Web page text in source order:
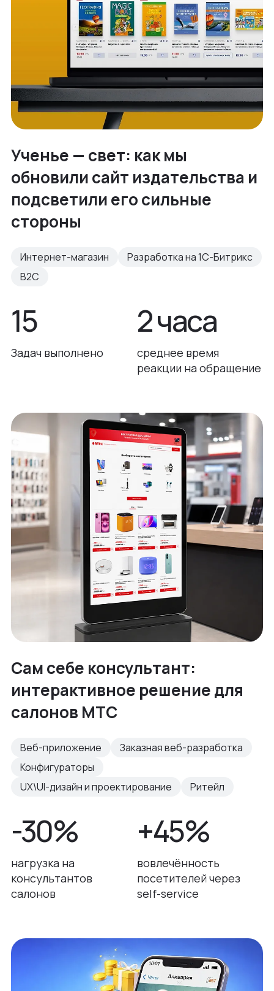
Ученье — свет: как мы
обновили сайт издательства и
подсветили его сильные
стороны
Интернет-магазин
Разработка на 1С-Битрикс
B2C
15
Задач выполнено
2 часа
среднее время
реакции на обращение
Сам себе консультант:
интерактивное решение для
салонов МТС
Веб-приложение
Заказная веб-разработка
Конфигураторы
UX\UI-дизайн и проектирование
Ритейл
-30%
нагрузка на
консультантов
салонов
+45%
вовлечённость
посетителей через
self-service